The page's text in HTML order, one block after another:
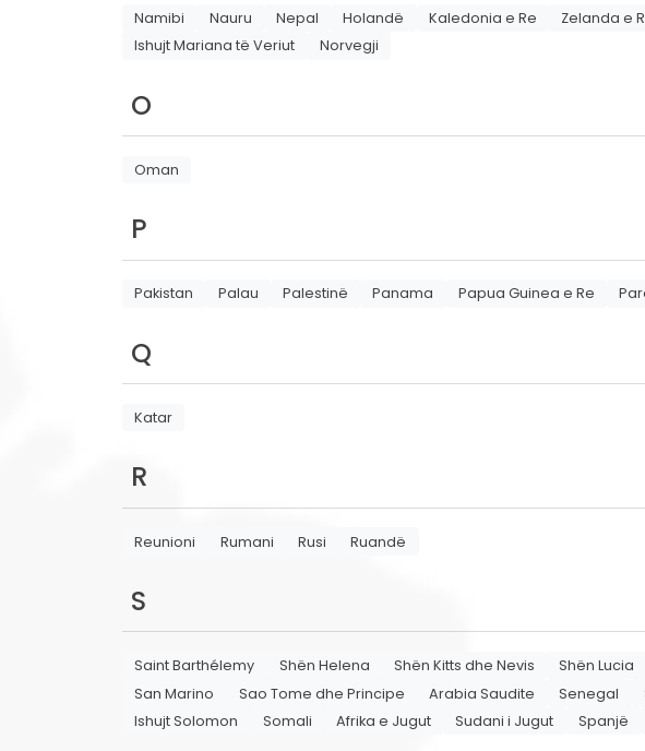
Namibi Nauru Nepal Holandë Kaledonia e Re Zelanda e
Ishujt Mariana të Veriut
Norvegji
O
Oman
P
Pakistan Palau Palestinë Panama Papua Guinea e Re
Q
Katar
R
Reunioni Rumani Rusi Ruandë
S
Saint Barthélemy Shën Helena Shën Kitts dhe Nevis Shën Lucia
San Marino
Sao Tome dhe Principe Arabia Saudite Senegal
Ishujt Solomon
Somali Afrika e Jugut Sudani i Jugut Spanjë